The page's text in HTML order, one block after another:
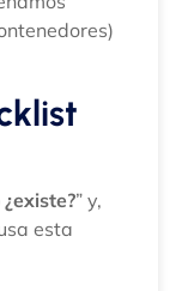
” y,
esta